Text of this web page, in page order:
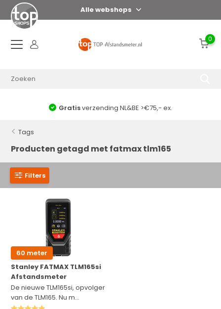
Alle webshops
0
Gratisverzending NL&BE >€75,- ex.
Tags
Producten getagd met fatmax tlm165
Filters
60 meter
Stanley FATMAX TLM165si
Afstandsmeter
De nieuwe TLM165si, opvolger
van de TLM165. Nu m...